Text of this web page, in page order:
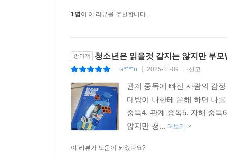
1명이 이 리뷰를 추천합니다.
종이책 청소년은 읽을것 같지는 않지만 부
a****u 2025-11-09 신고
관계 중독에 빠진 사람의 감
대방이 나한테 운해 하면 나
중독4. 관계 중독5. 자해 중
않지만 청... 더보기
이 리뷰가 도움이 되었나요?